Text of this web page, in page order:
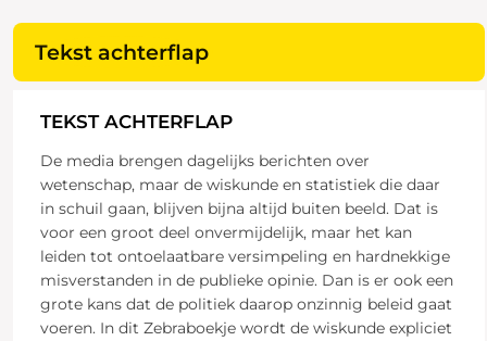
Tekst achterflap
TEKST ACHTERFLAP
De media brengen dagelijks berichten over
wetenschap, maar de wiskunde en statistiek die daar
in schuil gaan, blijven bijna altijd buiten beeld. Dat is
voor een groot deel onvermijdelijk, maar het kan
leiden tot ontoelaatbare versimpeling en hardnekkige
misverstanden in de publieke opinie. Dan is er ook een
grote kans dat de politiek daarop onzinnig beleid gaat
voeren. In dit Zebraboekje wordt de wiskunde expliciet